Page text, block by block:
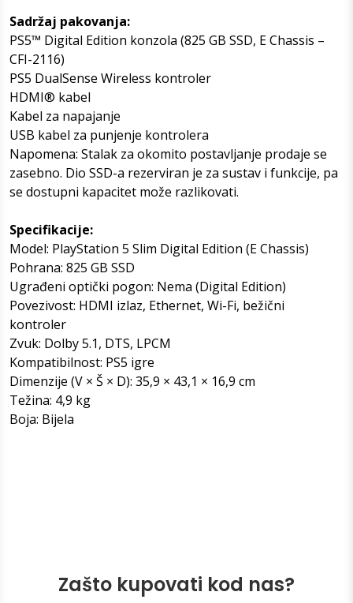
Sadržaj pakovanja:
PS5™ Digital Edition konzola (825 GB SSD, E Chassis –
CFI-2116)
PS5 DualSense Wireless kontroler
HDMI® kabel
Kabel za napajanje
USB kabel za punjenje kontrolera
Napomena: Stalak za okomito postavljanje prodaje se
zasebno. Dio SSD-a rezerviran je za sustav i funkcije, pa
se dostupni kapacitet može razlikovati.
Specifikacije:
Model: PlayStation 5 Slim Digital Edition (E Chassis)
Pohrana: 825 GB SSD
Ugrađeni optički pogon: Nema (Digital Edition)
Povezivost: HDMI izlaz, Ethernet, Wi-Fi, bežični
kontroler
Zvuk: Dolby 5.1, DTS, LPCM
Kompatibilnost: PS5 igre
Dimenzije (V × Š × D): 35,9 × 43,1 × 16,9 cm
Težina: 4,9 kg
Boja: Bijela
Zašto kupovati kod nas?